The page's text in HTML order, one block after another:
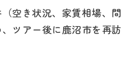
空き状況、家賃相場、間
ツアー後に鹿沼市を再訪